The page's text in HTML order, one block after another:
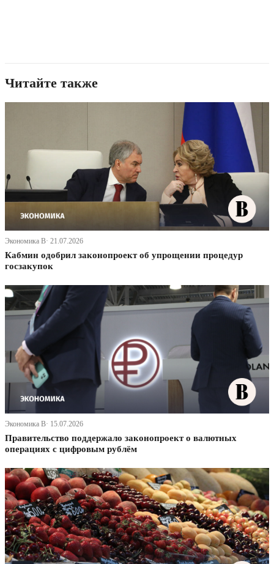
Читайте также
Экономика В· 21.07.2026
Кабмин одобрил законопроект об упрощении процедур
госзакупок
Экономика В· 15.07.2026
Правительство поддержало законопроект о валютных
операциях с цифровым рублём